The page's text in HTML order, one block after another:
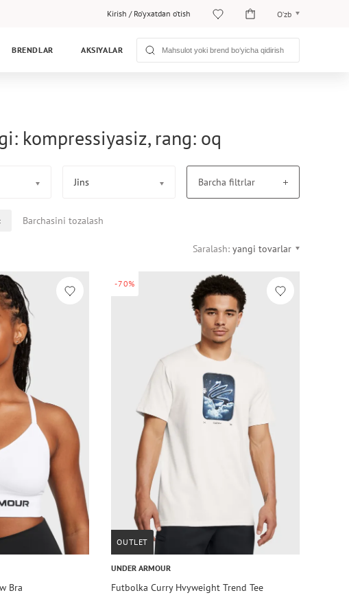
Kirish / Ro‘yxatdan o‘tish O‘zb
Рус
BRENDLAR AKSIYALAR
kompressiyasiz, rang: oq
Jins Barcha filtrlar
Barchasini tozalash
Saralash: yangi tovarlar
Bra
-70%
OUTLET
UNDER ARMOUR
Futbolka Curry Hvyweight Trend Tee